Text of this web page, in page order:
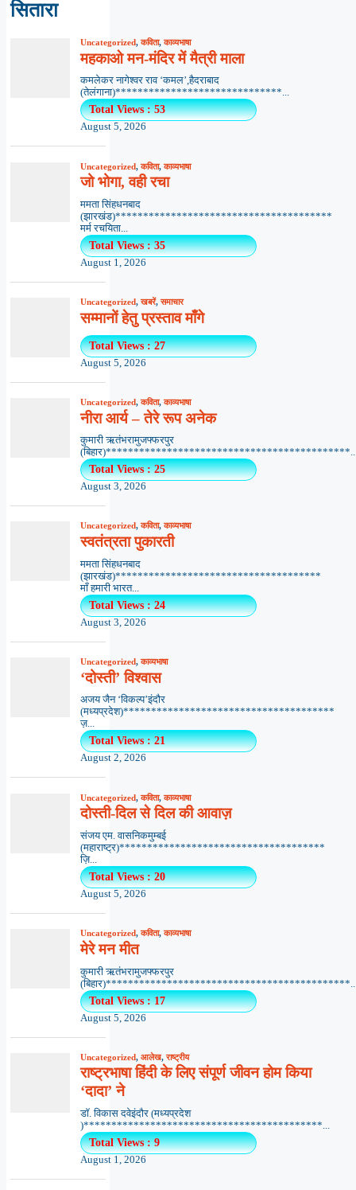
सितारा
Uncategorized,कविता,काव्यभाषा
महकाओ मन-मंदिर में मैत्री माला
कमलेकर नागेश्वर राव ‘कमल’,हैदराबाद
(तेलंगाना)******************************...
Total Views : 53
August 5, 2026
Uncategorized,कविता,काव्यभाषा
जो भोगा, वही रचा
ममता सिंहधनबाद
(झारखंड)***************************************
मर्म रचयिता...
Total Views : 35
August 1, 2026
Uncategorized,खबरें,समाचार
सम्मानों हेतु प्रस्ताव माँगे
Total Views : 27
August 5, 2026
Uncategorized,कविता,काव्यभाषा
नीरा आर्य – तेरे रूप अनेक
कुमारी ऋतंभरामुजफ्फरपुर
Total Views : 25
August 3, 2026
Uncategorized,कविता,काव्यभाषा
स्वतंत्रता पुकारती
ममता सिंहधनबाद
(झारखंड)*************************************
माँ हमारी भारत...
Total Views : 24
August 3, 2026
Uncategorized,काव्यभाषा
‘दोस्ती’ विश्वास
अजय जैन ‘विकल्प’इंदौर
(मध्यप्रदेश)**************************************
ज़...
Total Views : 21
August 2, 2026
Uncategorized,कविता,काव्यभाषा
दोस्ती-दिल से दिल की आवाज़
संजय एम. वासनिकमुम्बई
(महाराष्ट्र)*************************************
ज़ि...
Total Views : 20
August 5, 2026
Uncategorized,कविता,काव्यभाषा
मेरे मन मीत
कुमारी ऋतंभरामुजफ्फरपुर
Total Views : 17
August 5, 2026
Uncategorized, आलेख,राष्ट्रीय
राष्ट्रभाषा हिंदी के लिए संपूर्ण जीवन होम किया
‘दादा’ ने
डॉ. विकास दवेइंदौर (मध्यप्रदेश
)*******************************************...
Total Views : 9
August 1, 2026